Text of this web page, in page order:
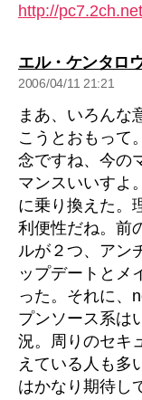
http://
エル・ケンタロ
2006/04/11 21:21
まあ、いろんな
こうとおもって
念ですね、今の
マンスいいすよ
に乗り換えた。
利便性だね。前
ルが２つ、アン
ップデートとメ
った。それに、
プンソース系は
況。周りのセキ
えている人も多
はかなり期待し